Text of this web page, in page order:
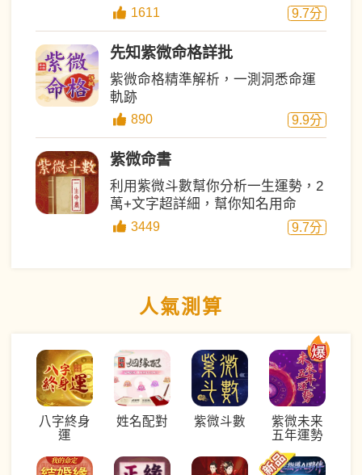
1611 9.7分
先知紫微命格詳批
紫微命格精準解析，一測洞悉命運
軌跡
890 9.9分
紫微命書
利用紫微斗數幫你分析一生運勢，2
萬+文字超詳細，幫你知名用命
3449 9.7分
人氣測算
八字終身
運
姓名配對 紫微斗數
紫微未来
五年運勢